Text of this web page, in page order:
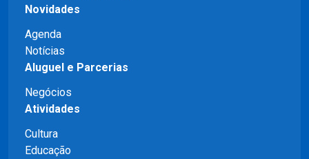
Novidades
Agenda
Notícias
Aluguel e Parcerias
Negócios
Atividades
Cultura
Educação